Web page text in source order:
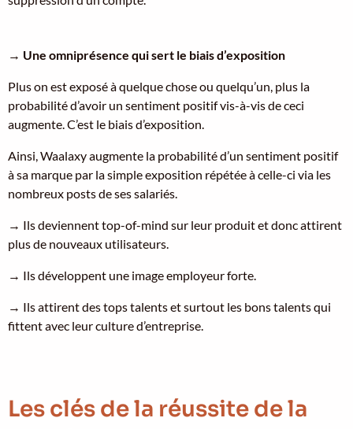
→ Une omniprésence qui sert le biais d’exposition
Plus on est exposé à quelque chose ou quelqu’un, plus la
probabilité d’avoir un sentiment positif vis-à-vis de ceci
augmente. C’est le biais d’exposition.
Ainsi, Waalaxy augmente la probabilité d’un sentiment positif
à sa marque par la simple exposition répétée à celle-ci via les
nombreux posts de ses salariés.
→ Ils deviennent top-of-mind sur leur produit et donc attirent
plus de nouveaux utilisateurs.
→ Ils développent une image employeur forte.
→ Ils attirent des tops talents et surtout les bons talents qui
fittent avec leur culture d’entreprise.
Les clés de la réussite de la